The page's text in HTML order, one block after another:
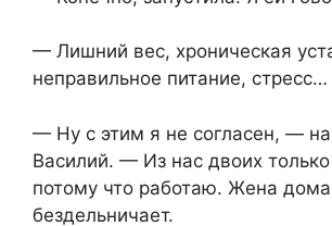
— Лишний вес, хроническая
неправильное питание, стресс…
— Ну с этим я не согласен, —
Василий. — Из нас двоих
потому что работаю. Жена дома
бездельничает.